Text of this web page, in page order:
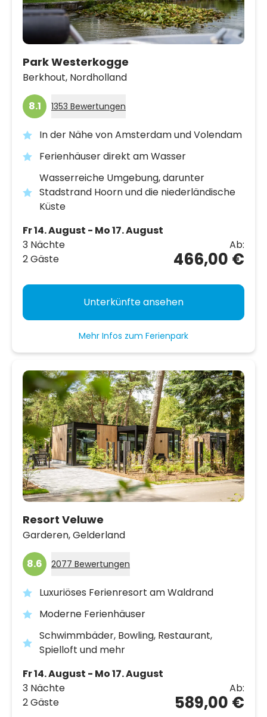
Park Westerkogge
Berkhout, Nordholland
8.1 1353 Bewertungen
In der Nähe von Amsterdam und Volendam
Ferienhäuser direkt am Wasser
Wasserreiche Umgebung, darunter
Stadstrand Hoorn und die niederländische
Küste
Fr 14. August - Mo 17. August
3 Nächte
2 Gäste
Ab:
466,00 €
Unterkünfte ansehen
Mehr Infos zum Ferienpark
Resort Veluwe
Garderen,Gelderland
8.6 2077 Bewertungen
Luxuriöses Ferienresort am Waldrand
Moderne Ferienhäuser
Schwimmbäder, Bowling, Restaurant,
Spielloft und mehr
Fr 14. August - Mo 17. August
3 Nächte
2 Gäste
Ab:
589,00 €